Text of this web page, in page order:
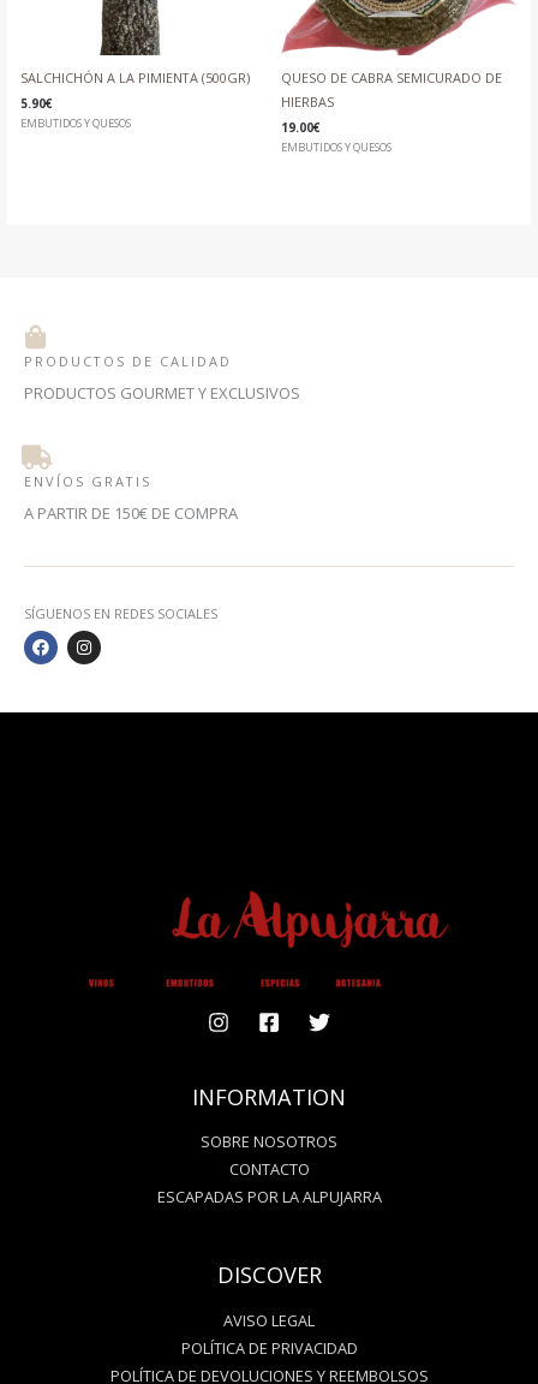
SALCHICHÓN A LA PIMIENTA (500GR)
5.90€
EMBUTIDOS Y QUESOS
QUESO DE CABRA SEMICURADO DE
HIERBAS
19.00€
EMBUTIDOS Y QUESOS
PRODUCTOS DE CALIDAD
PRODUCTOS GOURMET Y EXCLUSIVOS
ENVÍOS GRATIS
A PARTIR DE 150€ DE COMPRA
SÍGUENOS EN REDES SOCIALES
F
A
C
I
N
S
INFORMATION
SOBRE NOSOTROS
CONTACTO
ESCAPADAS POR LA ALPUJARRA
DISCOVER
AVISO LEGAL
POLÍTICA DE PRIVACIDAD
POLÍTICA DE DEVOLUCIONES Y REEMBOLSOS